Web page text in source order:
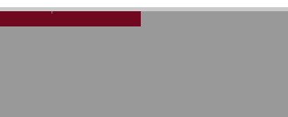
30.00€ | AJOUTER